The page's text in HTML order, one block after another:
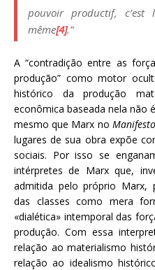
pouvoir productif, c’est
même[4].”
A “contradição entre as
produção” como motor
histórico da produção
econômica baseada nela não
mesmo que Marx no
lugares de sua obra expõe
sociais. Por isso se
intérpretes de Marx que,
admitida pelo próprio Marx,
das classes como mera
«dialética» intemporal das
produção. Com essa
relação ao materialismo
relação ao idealismo